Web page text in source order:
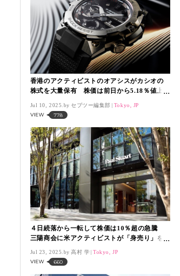
香港のアクティビストのオアシスがカシオの
株式を大量保有 株価は前日から5.18％値上が
Jul 10, 2025. セブツー編集部 Tokyo, JP
VIEW 778
４日続落から一転して株価は10％超の急騰
三陽商会に米アクティビストが「身売り」を
Jul 23, 2025. 高村 学 Tokyo, JP
VIEW 660